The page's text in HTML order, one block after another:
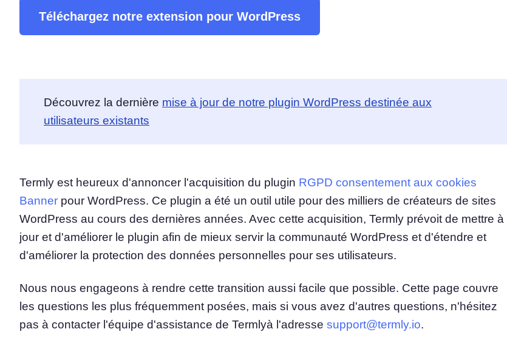
Téléchargez notre extension pour WordPress
Découvrez la dernière mise à jour de notre plugin WordPress destinée aux
utilisateurs existants
Termly est heureux d'annoncer l'acquisition du plugin RGPD consentement aux cookies
Banner pour WordPress. Ce plugin a été un outil utile pour des milliers de créateurs de sites
WordPress au cours des dernières années. Avec cette acquisition, Termly prévoit de mettre à
jour et d'améliorer le plugin afin de mieux servir la communauté WordPress et d'étendre et
d'améliorer la protection des données personnelles pour ses utilisateurs.
Nous nous engageons à rendre cette transition aussi facile que possible. Cette page couvre
les questions les plus fréquemment posées, mais si vous avez d'autres questions, n'hésitez
pas à contacter l'équipe d'assistance de Termlyà l'adresse support@termly.io.